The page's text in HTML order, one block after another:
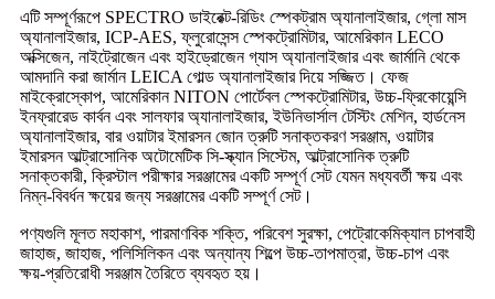
এটি সম্পূর্ণরূপে SPECTRO ডাইরেক্ট-রিডিং স্পেকট্রাম অ্যানালাইজার, গ্লো মাস
অ্যানালাইজার, ICP-AES, ফ্লুরোসেন্স স্পেকট্রোমিটার, আমেরিকান LECO
অক্সিজেন, নাইট্রোজেন এবং হাইড্রোজেন গ্যাস অ্যানালাইজার এবং জার্মানি থেকে
আমদানি করা জার্মান LEICA গোল্ড অ্যানালাইজার দিয়ে সজ্জিত। ফেজ
মাইক্রোস্কোপ, আমেরিকান NITON পোর্টেবল স্পেকট্রোমিটার, উচ্চ-ফ্রিকোয়েন্সি
ইনফ্রারেড কার্বন এবং সালফার অ্যানালাইজার, ইউনিভার্সাল টেস্টিং মেশিন, হার্ডনেস
অ্যানালাইজার, বার ওয়াটার ইমারসন জোন ত্রুটি সনাক্তকরণ সরঞ্জাম, ওয়াটার
ইমারসন আল্ট্রাসোনিক অটোমেটিক সি-স্ক্যান সিস্টেম, আল্ট্রাসোনিক ত্রুটি
সনাক্তকারী, ক্রিস্টাল পরীক্ষার সরঞ্জামের একটি সম্পূর্ণ সেট যেমন মধ্যবর্তী ক্ষয় এবং
নিম্ন-বিবর্ধন ক্ষয়ের জন্য সরঞ্জামের একটি সম্পূর্ণ সেট।
পণ্যগুলি মূলত মহাকাশ, পারমাণবিক শক্তি, পরিবেশ সুরক্ষা, পেট্রোকেমিক্যাল চাপবাহী
জাহাজ, জাহাজ, পলিসিলিকন এবং অন্যান্য শিল্পে উচ্চ-তাপমাত্রা, উচ্চ-চাপ এবং
ক্ষয়-প্রতিরোধী সরঞ্জাম তৈরিতে ব্যবহৃত হয়।